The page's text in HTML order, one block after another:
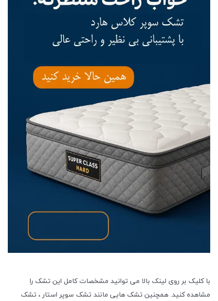
با کلیک بر روی لینک بالا می توانید مشخصات کامل این تشک را
مشاهده کنید. همچنین تشک هایی مانند تشک سوپر استار ، تشک